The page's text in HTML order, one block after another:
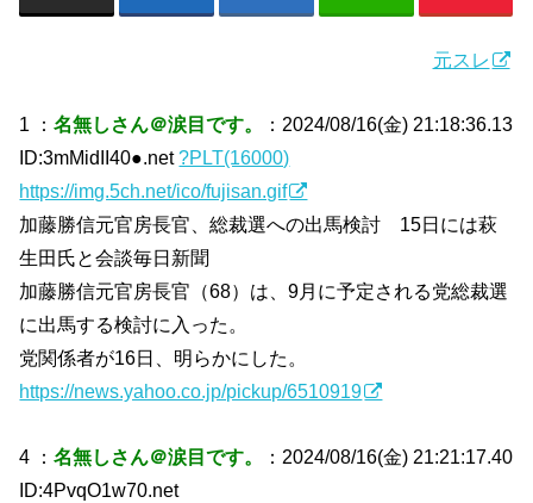
元スレ
1 ：名無しさん＠涙目です。
：2024/08/16(金) 21:18:36.13
ID:3mMidII40●.net?PLT(16000)
https://img.5ch.net/ico/fujisan.gif
加藤勝信元官房長官、総裁選への出馬検討 15日には萩
生田氏と会談毎日新聞
加藤勝信元官房長官（68）は、9月に予定される党総裁選
に出馬する検討に入った。
党関係者が16日、明らかにした。
https://news.yahoo.co.jp/pickup/6510919
4 ：名無しさん＠涙目です。
：2024/08/16(金) 21:21:17.40
ID:4PvqO1w70.net